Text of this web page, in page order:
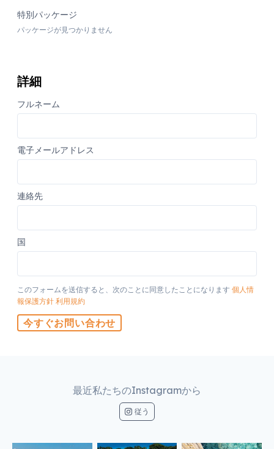
特別パッケージ
パッケージが見つかりません
詳細
フルネーム
電子メールアドレス
連絡先
国
このフォームを送信すると、次のことに同意したことになります 個人情
報保護方針 利用規約
今すぐお問い合わせ
最近私たちのInstagramから
従う